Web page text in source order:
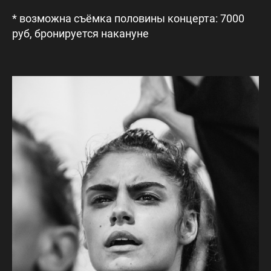
* возможна съёмка половины концерта: 7000
руб, бронируется накануне